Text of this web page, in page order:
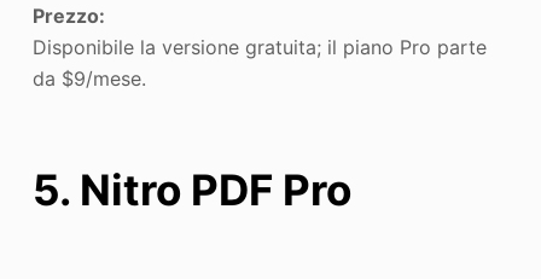
Prezzo:
Disponibile la versione gratuita; il piano Pro parte
da $9/mese.
5. Nitro PDF Pro